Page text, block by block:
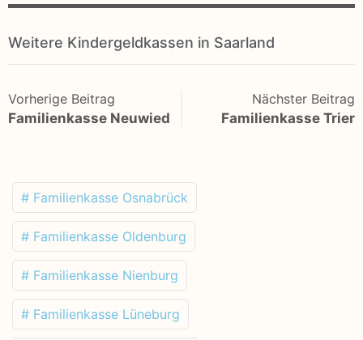
Weitere Kindergeldkassen in Saarland
Vorherige Beitrag
Familienkasse Neuwied
Nächster Beitrag
Familienkasse Trier
# Familienkasse Osnabrück
# Familienkasse Oldenburg
# Familienkasse Nienburg
# Familienkasse Lüneburg